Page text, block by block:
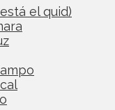
el quid)